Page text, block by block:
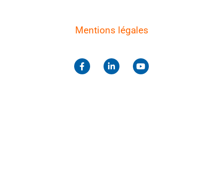
Mentions légales